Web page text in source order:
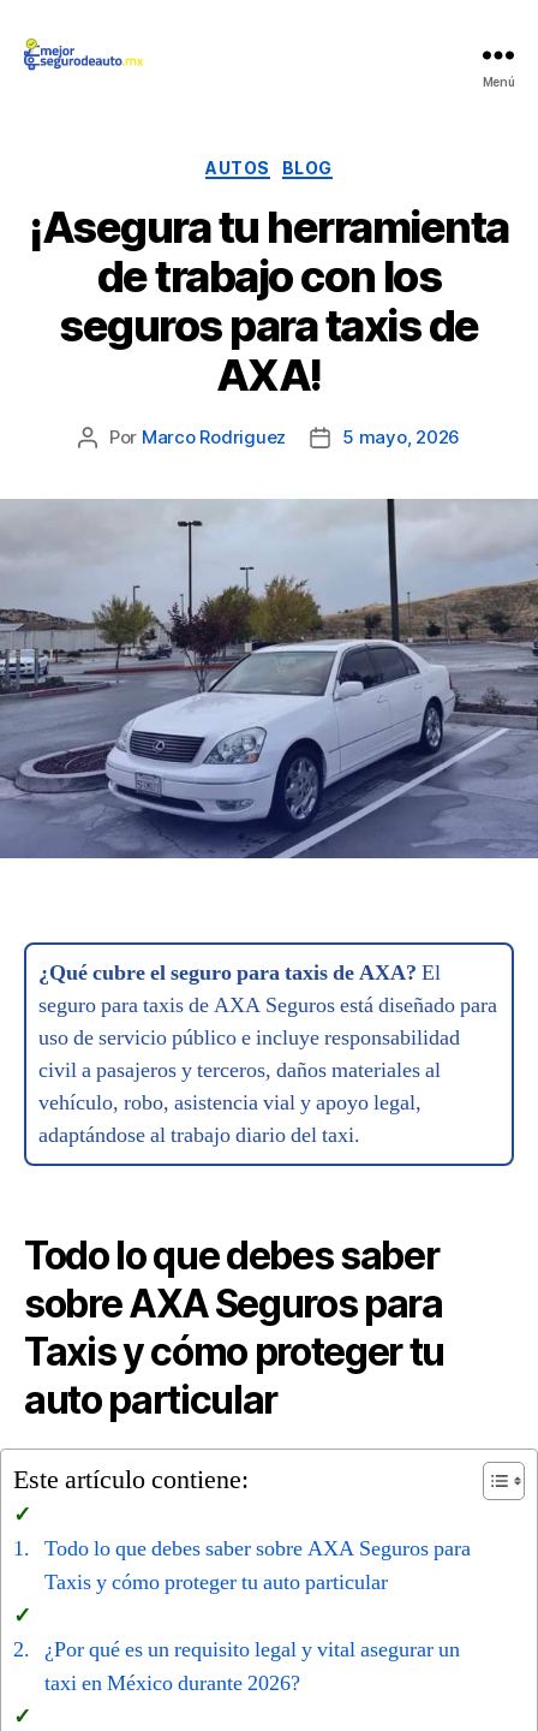
Menú
Categorías
AUTOS BLOG
¡Asegura tu herramienta
de trabajo con los
seguros para taxis de
AXA!
Autor
publicación
Por Marco Rodriguez
Fecha
publicación
5 mayo, 2026
¿Qué cubre el seguro para taxis de AXA? El
seguro para taxis de AXA Seguros está diseñado para
uso de servicio público e incluye responsabilidad
civil a pasajeros y terceros, daños materiales al
vehículo, robo, asistencia vial y apoyo legal,
adaptándose al trabajo diario del taxi.
Todo lo que debes saber
sobre AXA Seguros para
Taxis y cómo proteger tu
auto particular
Este artículo contiene:
Todo lo que debes saber sobre AXA Seguros para
Taxis y cómo proteger tu auto particular
¿Por qué es un requisito legal y vital asegurar un
taxi en México durante 2026?